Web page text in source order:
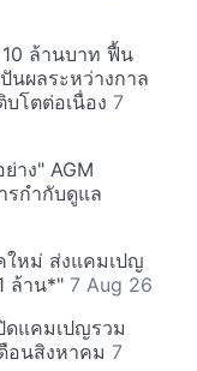
ล้านบาท ฟื้น
นผลระหว่างกาล
โตต่อเนื่อง 7
าง" AGM
รกำกับดูแล
ใหม่ ส่งแคมเปญ
ล้าน*" 7 Aug 26
แคมเปญรวม
อนสิงหาคม 7